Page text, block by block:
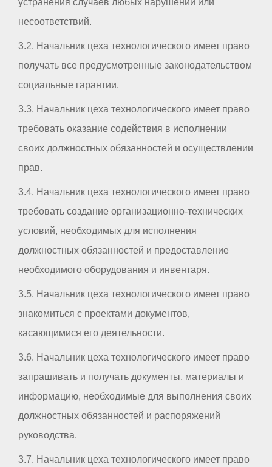
устранения случаев любых нарушений или
несоответствий.
3.2. Начальник цеха технологического имеет право
получать все предусмотренные законодательством
социальные гарантии.
3.3. Начальник цеха технологического имеет право
требовать оказание содействия в исполнении
своих должностных обязанностей и осуществлении
прав.
3.4. Начальник цеха технологического имеет право
требовать создание организационно-технических
условий, необходимых для исполнения
должностных обязанностей и предоставление
необходимого оборудования и инвентаря.
3.5. Начальник цеха технологического имеет право
знакомиться с проектами документов,
касающимися его деятельности.
3.6. Начальник цеха технологического имеет право
запрашивать и получать документы, материалы и
информацию, необходимые для выполнения своих
должностных обязанностей и распоряжений
руководства.
3.7. Начальник цеха технологического имеет право